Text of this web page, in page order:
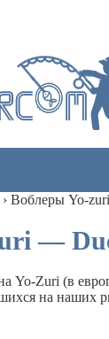
› Воблеры Yo-
—
Yo-Zuri (в
на наших